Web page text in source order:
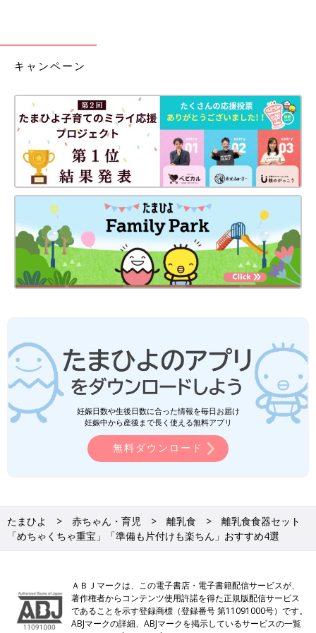
キャンペーン
妊娠日数や生後日数に合った情報を毎日お届け
妊娠中から産後まで長く使える無料アプリ
無料ダウンロード
たまひよ 赤ちゃん・育児 離乳食
離乳食食器セット
「めちゃくちゃ重宝」「準備も片付けも楽ちん」おすすめ4選
ＡＢＪマークは、この電子書店・電子書籍配信サービスが、
著作権者からコンテンツ使用許諾を得た正規版配信サービス
であることを示す登録商標（登録番号 第11091000号）です。
ABJマークの詳細、ABJマークを掲示しているサービスの一覧